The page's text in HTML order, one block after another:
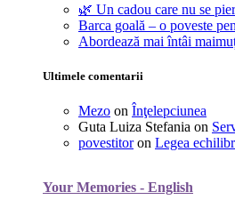
🌿 Un cadou care nu se
Barca goală – o poveste
Abordează mai întâi
Ultimele comentarii
Mezo on Înţelepciunea
Guta Luiza Stefania on
povestitoron Legea
Your Memories - English